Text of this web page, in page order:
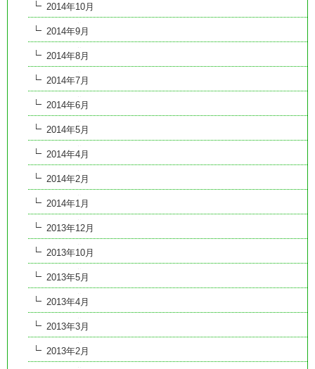
2014年10月
2014年9月
2014年8月
2014年7月
2014年6月
2014年5月
2014年4月
2014年2月
2014年1月
2013年12月
2013年10月
2013年5月
2013年4月
2013年3月
2013年2月